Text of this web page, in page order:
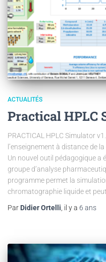
ACTUALITÉS
Practical HPLC
PRACTICAL HPLC Simulator
l’enseignement à distance de
Un nouvel outil pédagogique a
groupe d’analyse
programme permet la
chromatographie liquide et
Par Didier Ortelli, il y a 6 ans